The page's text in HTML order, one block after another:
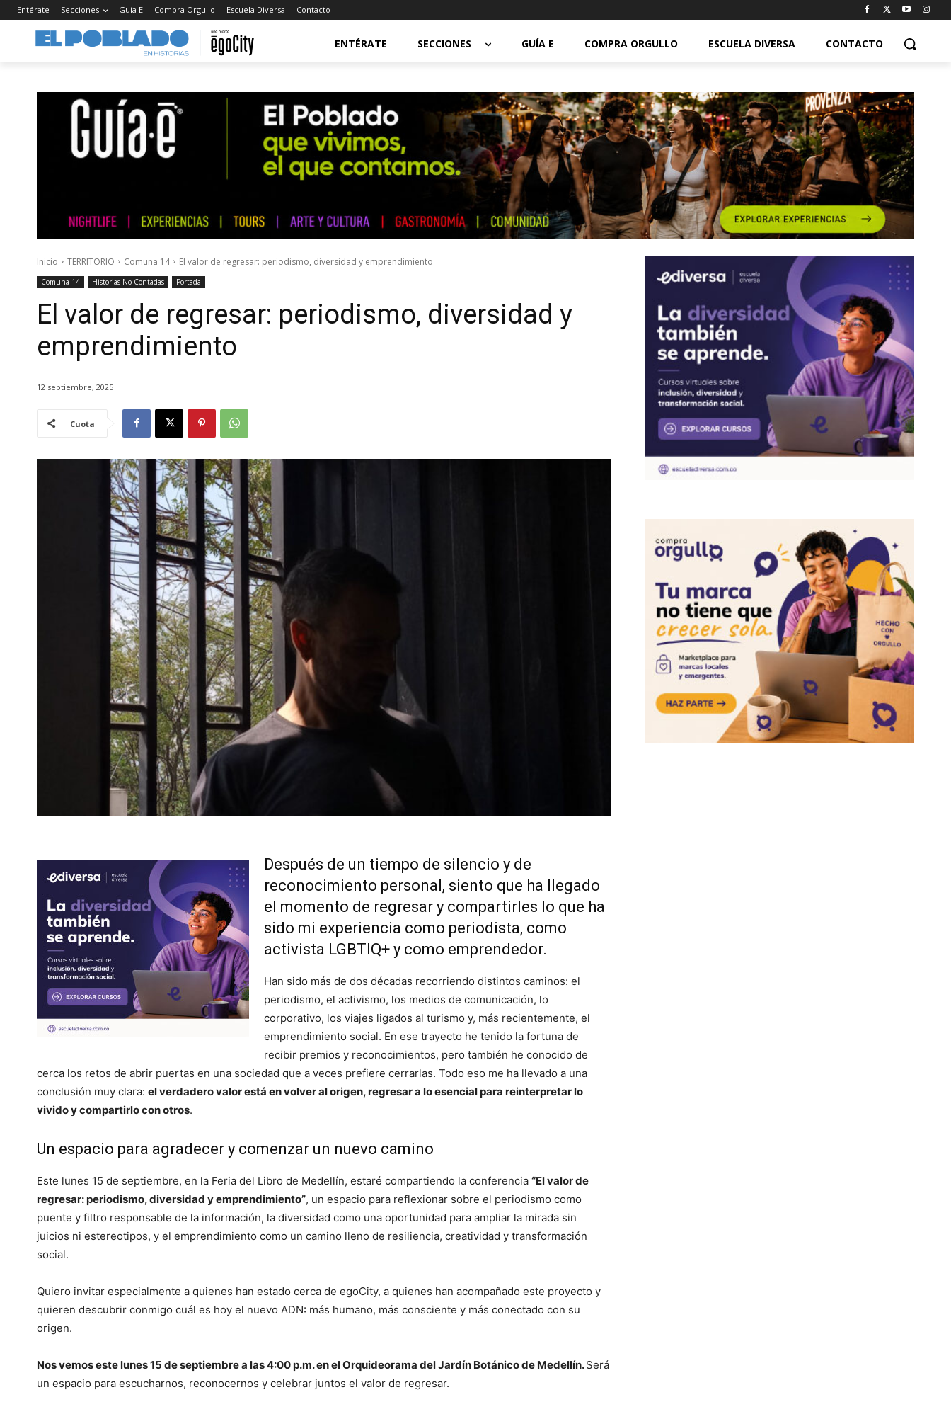
Entérate Secciones Guía E Compra Orgullo Escuela Diversa Contacto
ENTÉRATE SECCIONES GUÍA E COMPRA ORGULLO ESCUELA DIVERSA CONTACTO
Inicio TERRITORIO Comuna 14 El valor de regresar: periodismo, diversidad y emprendimiento
Comuna 14 Historias No Contadas Portada
El valor de regresar: periodismo, diversidad y
emprendimiento
12 septiembre, 2025
Cuota
Después de un tiempo de silencio y de
reconocimiento personal, siento que ha llegado
el momento de regresar y compartirles lo que ha
sido mi experiencia como periodista, como
activista LGBTIQ+ y como emprendedor.
Han sido más de dos décadas recorriendo distintos caminos: el
periodismo, el activismo, los medios de comunicación, lo
corporativo, los viajes ligados al turismo y, más recientemente, el
emprendimiento social. En ese trayecto he tenido la fortuna de
recibir premios y reconocimientos, pero también he conocido de
cerca los retos de abrir puertas en una sociedad que a veces prefiere cerrarlas. Todo eso me ha llevado a una
conclusión muy clara: el verdadero valor está en volver al origen, regresar a lo esencial para reinterpretar lo
vivido y compartirlo con otros.
Un espacio para agradecer y comenzar un nuevo camino
Este lunes 15 de septiembre, en la Feria del Libro de Medellín, estaré compartiendo la conferencia “El valor de
regresar: periodismo, diversidad y emprendimiento”, un espacio para reflexionar sobre el periodismo como
puente y filtro responsable de la información, la diversidad como una oportunidad para ampliar la mirada sin
juicios ni estereotipos, y el emprendimiento como un camino lleno de resiliencia, creatividad y transformación
social.
Quiero invitar especialmente a quienes han estado cerca de egoCity, a quienes han acompañado este proyecto y
quieren descubrir conmigo cuál es hoy el nuevo ADN: más humano, más consciente y más conectado con su
origen.
Nos vemos este lunes 15 de septiembre a las 4:00 p.m. en el Orquideorama del Jardín Botánico de Medellín.Será
un espacio para escucharnos, reconocernos y celebrar juntos el valor de regresar.